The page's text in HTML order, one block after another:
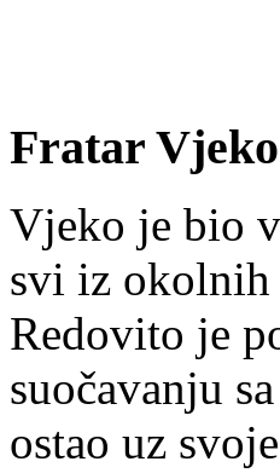
Fratar
Vjeko je bio
svi iz okolnih
Redovito je
suočavanju
ostao uz